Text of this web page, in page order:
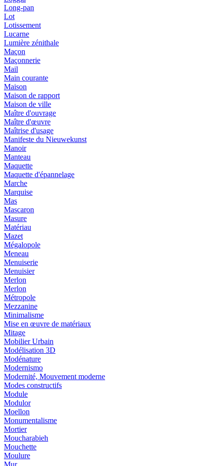
Long-pan
Lot
Lotissement
Lucarne
Lumière zénithale
Maçon
Maçonnerie
Mail
Main courante
Maison
Maison de rapport
Maison de ville
Maître d'ouvrage
Maître d'œuvre
Maîtrise d'usage
Manifeste du Nieuwekunst
Manoir
Manteau
Maquette
Maquette d'épannelage
Marche
Marquise
Mas
Mascaron
Masure
Matériau
Mazet
Mégalopole
Meneau
Menuiserie
Menuisier
Merlon
Merlon
Métropole
Mezzanine
Minimalisme
Mise en œuvre de matériaux
Mitage
Mobilier Urbain
Modélisation 3D
Modénature
Modernismo
Modernité, Mouvement moderne
Modes constructifs
Module
Modulor
Moellon
Monumentalisme
Mortier
Moucharabieh
Mouchette
Moulure